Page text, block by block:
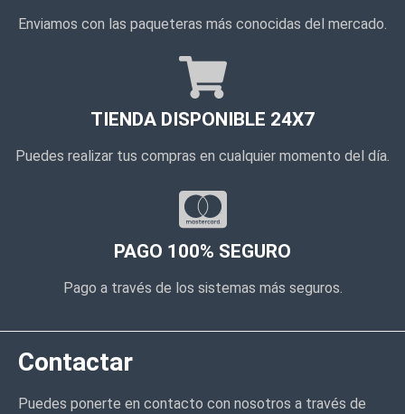
Enviamos con las paqueteras más conocidas del mercado.
TIENDA DISPONIBLE 24X7
Puedes realizar tus compras en cualquier momento del día.
PAGO 100% SEGURO
Pago a través de los sistemas más seguros.
Contactar
Puedes ponerte en contacto con nosotros a través de